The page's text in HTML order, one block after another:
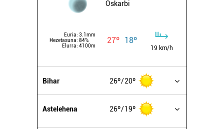
Oskarbi
Euria: 3.1mm
Hezetasuna: 84%
Elurra: 4100m
27º 18º
19 km/h
Bihar 26º 20º
Astelehena 26º 19º